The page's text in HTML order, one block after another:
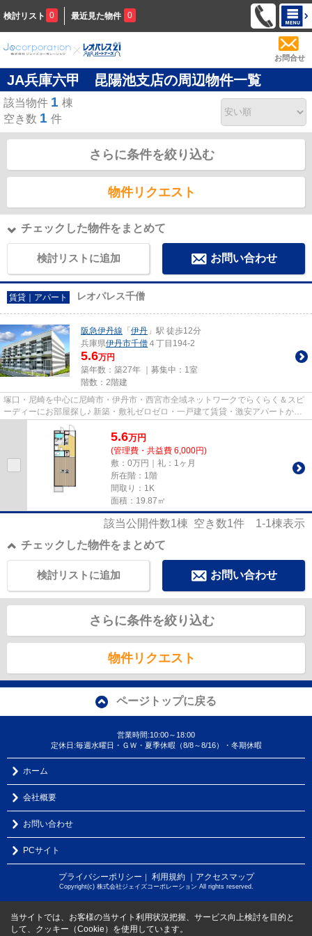
検討リスト 0 最近見た物件 0
お問合せ
JA兵庫六甲 昆陽池支店の周辺物件一覧
該当物件 1 棟
空き数 1 件
さらに条件を絞り込む
物件リクエスト
チェックした物件をまとめて
検討リストに追加 お問い合わせ
賃貸｜アパート レオパレス千僧
阪急伊丹線 「 伊丹 」駅 徒歩12分
兵庫県伊丹市千僧 ４丁目194-2
5.6万円
築年数：築27年 ｜募集中： 1室
階数：2階建
塚口・尼崎を中心に尼崎市・伊丹市・西宮市全域ネットワークでらくらく＆スピ
ーディーにお部屋探し♪ 新築・敷礼ゼロゼロ・一戸建て賃貸・激安アパートから
分譲賃貸マンション、保証人...
5.6万円
(管理費・共益費 6,000円)
敷：0万円｜礼：1ヶ月
所在階：1階
間取り：1K
面積：19.87㎡
該当公開件数1棟 空き数1件 1-1棟表示
チェックした物件をまとめて
お問い合わせ
検討リストに追加
さらに条件を絞り込む
物件リクエスト
ページトップに戻る
営業時間:10:00～18:00
定休日:毎週水曜日・ＧＷ・夏季休暇（8/8～8/16）・冬期休暇
ホーム
会社概要
お問い合わせ
PCサイト
プライバシーポリシー ｜ 利用規約 ｜アクセスマップ
Copyright(c) 株式会社ジェイズコーポレーション All rights reserved.
当サイトでは、お客様の当サイト利用状況把握、サービス向上検討を目的と
して、クッキー（Cookie）を使用しています。